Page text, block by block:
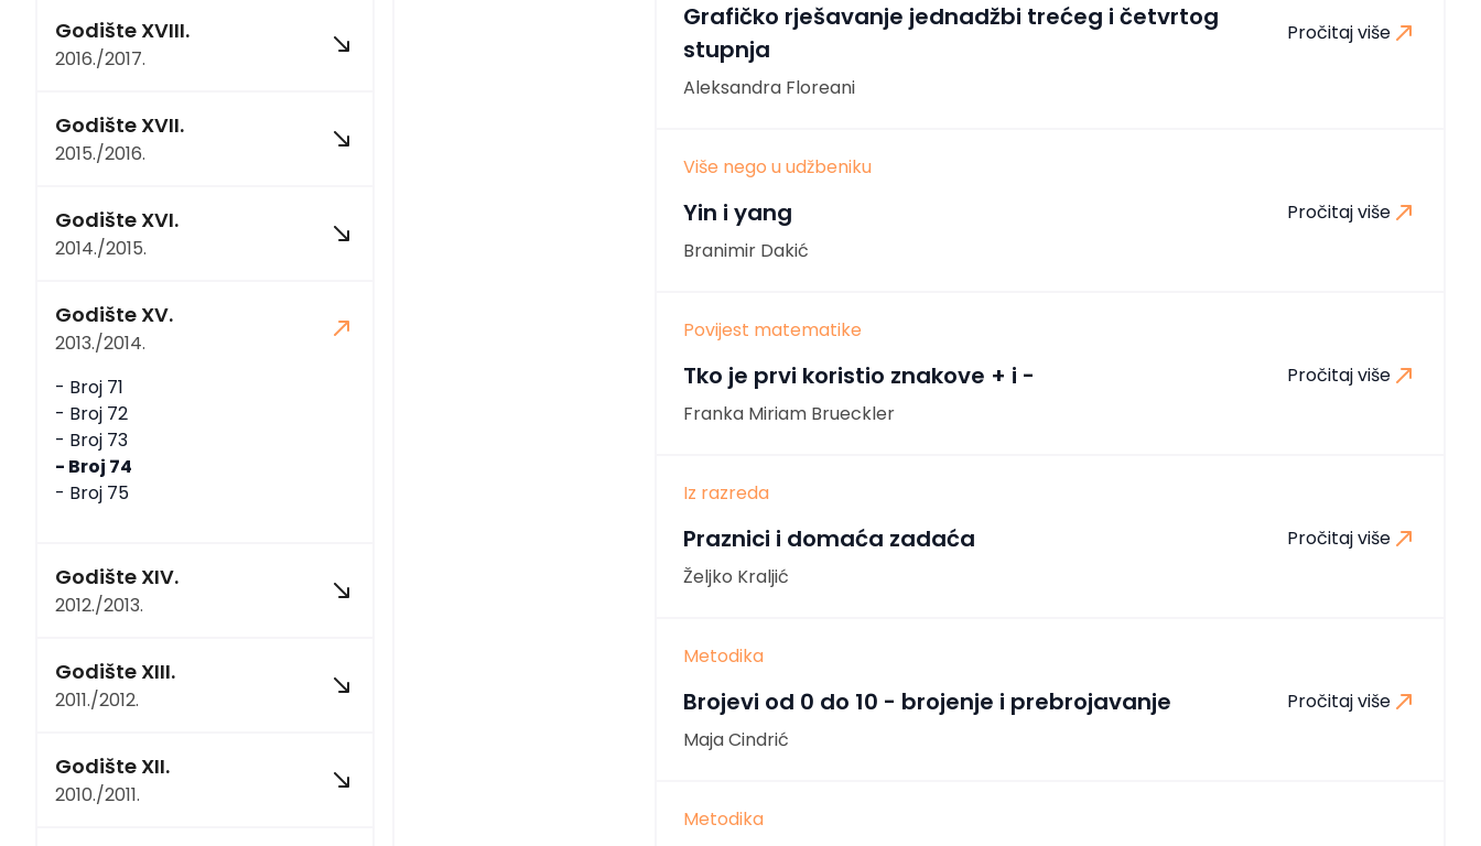
Godište XVIII.
2016./2017.
Godište XVII.
2015./2016.
Godište XVI.
2014./2015.
Godište XV.
2013./2014.
- Broj 71
- Broj 72
- Broj 73
- Broj 74
- Broj 75
Godište XIV.
2012./2013.
Godište XIII.
2011./2012.
Godište XII.
2010./2011.
Grafičko rješavanje jednadžbi trećeg i četvrtog
stupnja
Pročitaj više
Aleksandra Floreani
Više nego u udžbeniku
Yin i yang
Pročitaj više
Branimir Dakić
Povijest matematike
Tko je prvi koristio znakove + i -
Pročitaj više
Franka Miriam Brueckler
Iz razreda
Praznici i domaća zadaća
Pročitaj više
Željko Kraljić
Metodika
Brojevi od 0 do 10 - brojenje i prebrojavanje
Pročitaj više
Maja Cindrić
Metodika